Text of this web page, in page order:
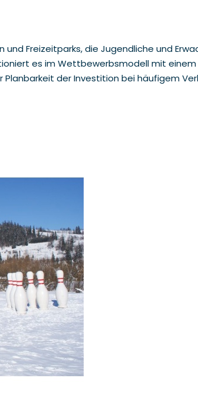
Freizeitparks, die Jugendliche und
es im Wettbewerbsmodell mit
der Investition bei häufigem